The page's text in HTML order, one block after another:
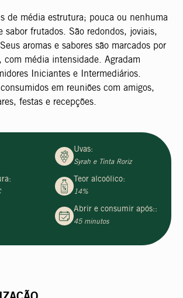
de média estrutura; pouca ou nenhuma
sabor frutados. São redondos, joviais,
aromas e sabores são marcados por
com média intensidade. Agradam
Iniciantes e Intermediários.
em reuniões com amigos,
festas e recepções.
Uvas:
Syrah e Tinta Roriz
Teor alcoólico:
14%
Abrir e consumir após::
45 minutos